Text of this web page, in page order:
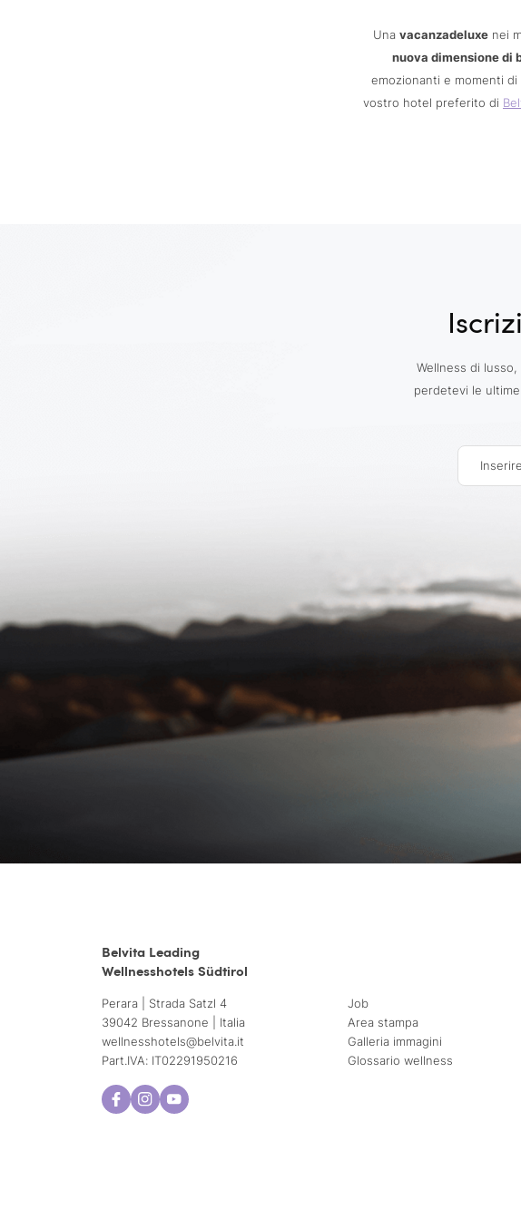
Una vacanzadeluxenei
nuova dimensione di
emozionanti e momenti di
vostro hotel preferito di
Wellness di
perdetevi le
Belvita Leading
Wellnesshotels Südtirol
Perara | Strada Satzl 4
39042 Bressanone | Italia
wellnesshotels@belvita.it
Part.IVA: IT02291950216
Job
Area stampa
Galleria immagini
Glossario wellness